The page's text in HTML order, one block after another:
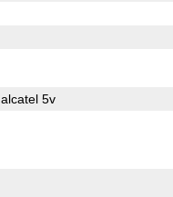
alcatel 5v